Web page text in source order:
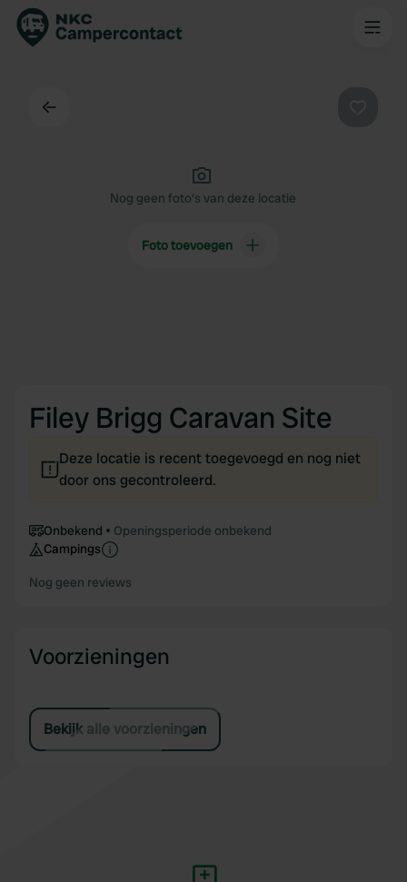
Nog geen foto's van deze locatie
Foto toevoegen
Filey Brigg Caravan Site
Deze locatie is recent toegevoegd en nog niet
door ons gecontroleerd.
Onbekend
Openingsperiode onbekend
Campings
Nog geen reviews
Voorzieningen
Bekijk alle voorzieningen